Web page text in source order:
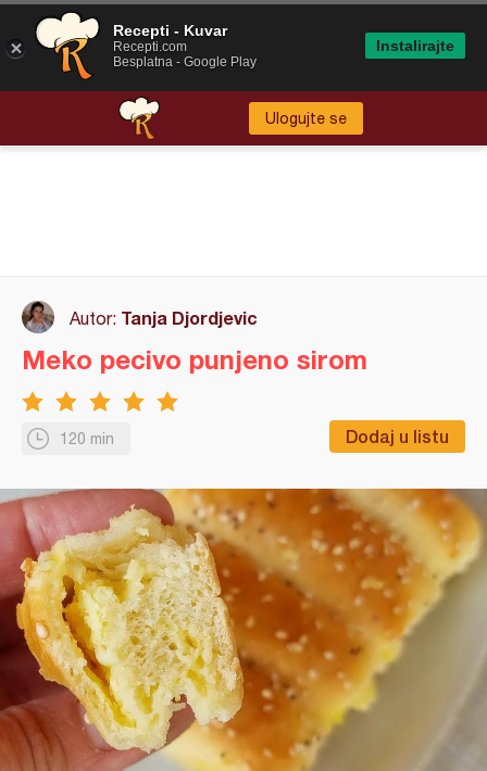
Ulogujte se
Autor: Tanja Djordjevic
120 min Dodaj u listu
Meko pecivo punjeno sirom
Recepti - Kuvar
Recepti.com
Besplatna - Google Play
Instalirajte